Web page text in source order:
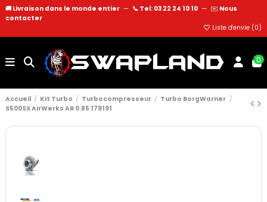
🚚 Livraison dans le monde entier — 📞 Tel: 03 22 24 10 10 — ✉️ Nous
contacter
Liste d'envie (0)
0
Accueil Kit Turbo Turbocompresseur
Turbo BorgWarner
S500SX AirWerks AR 0.85 179191